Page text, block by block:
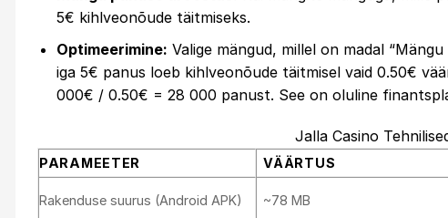
5€ kihlveonõude täitmiseks.
Optimeerimine: Valige mängud, millel on madal
iga 5€ panus loeb kihlveonõude täitmisel vaid 0.50€
000€ / 0.50€ = 28 000 panust. See on oluline
Jalla Casino
PARAMEETER VÄÄRTUS
Rakenduse suurus (Android APK) ~78 MB